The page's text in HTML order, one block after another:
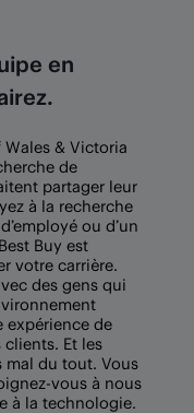
en
Wales & Victoria
de
partager leur
à la recherche
ou d’un
Buy est
votre carrière.
des gens qui
expérience de
Et les
mal du tout. Vous
vous à nous
à la technologie.